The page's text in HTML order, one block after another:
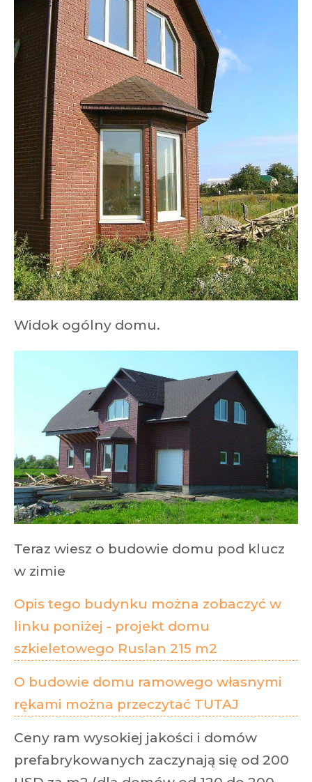
Widok ogólny domu.
Teraz wiesz o budowie domu pod klucz
w zimie
Opis tego budynku można zobaczyć w
linku poniżej - projekt domu
szkieletowego Ruslan 215 m2
O budowie domu ramowego własnymi
rękami można przeczytać TUTAJ
Ceny ram wysokiej jakości i domów
prefabrykowanych zaczynają się od 200